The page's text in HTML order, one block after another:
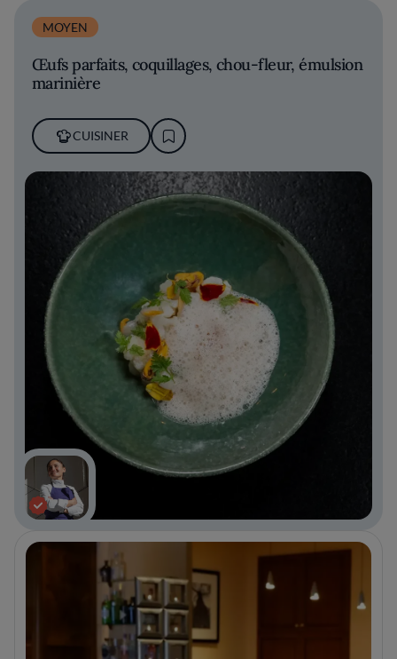
MOYEN
Œufs parfaits, coquillages, chou-fleur, émulsion
marinière
CUISINER